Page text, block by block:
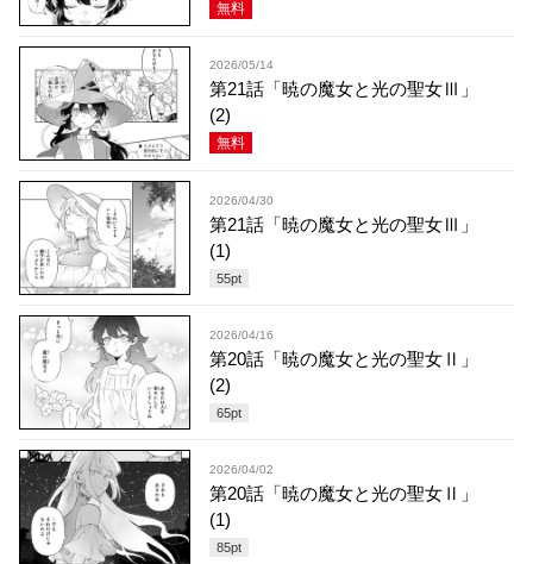
無料
2026/05/14
第21話「暁の魔女と光の聖女Ⅲ」
(2)
無料
2026/04/30
第21話「暁の魔女と光の聖女Ⅲ」
(1)
55pt
2026/04/16
第20話「暁の魔女と光の聖女Ⅱ」
(2)
65pt
2026/04/02
第20話「暁の魔女と光の聖女Ⅱ」
(1)
85pt